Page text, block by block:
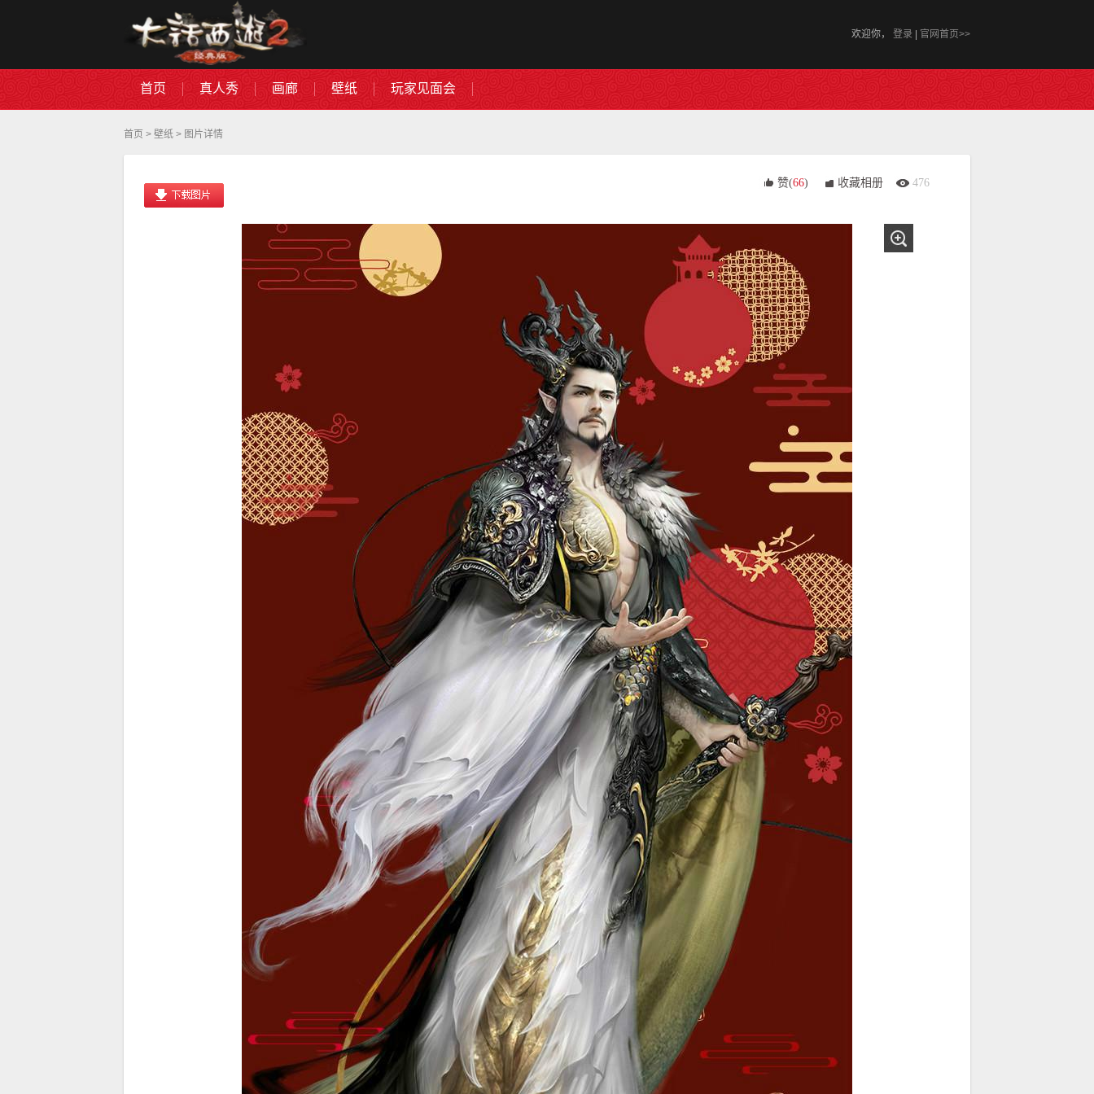
欢迎你， 登录 官网首页>>
首页 真人秀 画廊 壁纸 玩家见面会
首页 > 壁纸 > 图片详情
赞(66) 收藏相册 476